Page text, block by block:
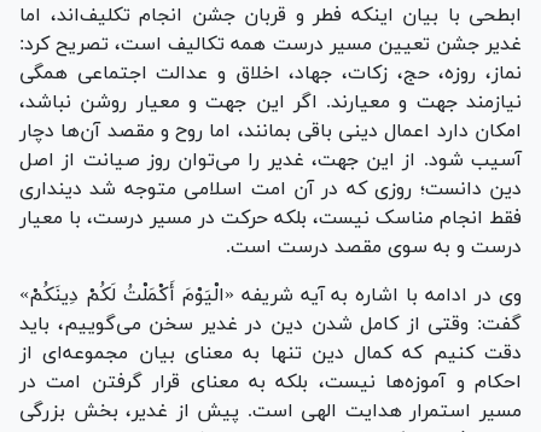
ابطحی با بیان اینکه فطر و قربان جشن انجام تکلیف‌اند، اما
غدیر جشن تعیین مسیر درست همه تکالیف است، تصریح کرد:
نماز، روزه، حج، زکات، جهاد، اخلاق و عدالت اجتماعی همگی
نیازمند جهت و معیارند. اگر این جهت و معیار روشن نباشد،
امکان دارد اعمال دینی باقی بمانند، اما روح و مقصد آن‌ها دچار
آسیب شود. از این جهت، غدیر را می‌توان روز صیانت از اصل
دین دانست؛ روزی که در آن امت اسلامی متوجه شد دینداری
فقط انجام مناسک نیست، بلکه حرکت در مسیر درست، با معیار
درست و به سوی مقصد درست است.
وی در ادامه با اشاره به آیه شریفه «الْیَوْمَ أَکْمَلْتُ لَکُمْ دِینَکُمْ»
گفت: وقتی از کامل شدن دین در غدیر سخن می‌گوییم، باید
دقت کنیم که کمال دین تنها به معنای بیان مجموعه‌ای از
احکام و آموزه‌ها نیست، بلکه به معنای قرار گرفتن امت در
مسیر استمرار هدایت الهی است. پیش از غدیر، بخش بزرگی